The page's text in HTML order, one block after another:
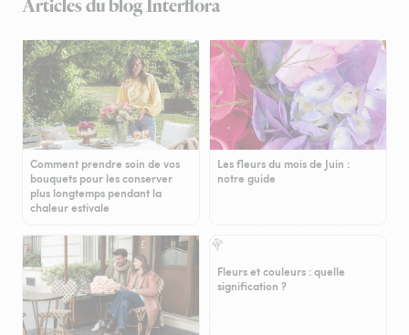
Articles du blog Interflora
Comment prendre soin de vos
bouquets pour les conserver
plus longtemps pendant la
chaleur estivale
Les fleurs du mois de Juin :
notre guide
Fleurs et couleurs : quelle
signification ?